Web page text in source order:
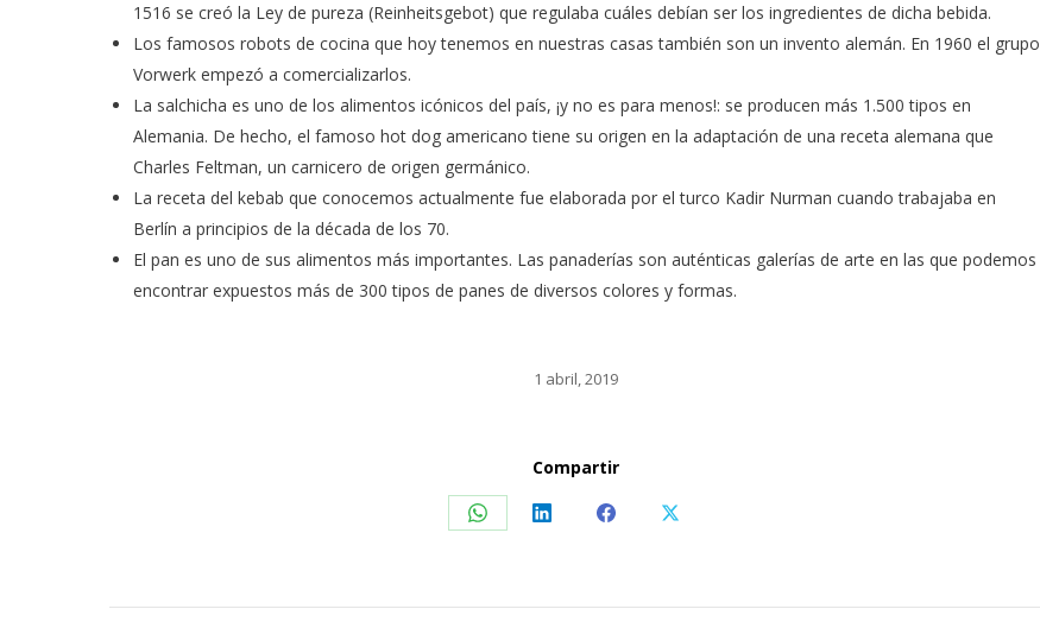
1516 se creó la Ley de pureza (Reinheitsgebot) que regulaba cuáles debían ser los ingredientes de dicha bebida.
Los famosos robots de cocina que hoy tenemos en nuestras casas también son un invento alemán. En 1960 el grupo
Vorwerk empezó a comercializarlos.
La salchicha es uno de los alimentos icónicos del país, ¡y no es para menos!: se producen más 1.500 tipos en
Alemania. De hecho, el famoso hot dog americano tiene su origen en la adaptación de una receta alemana que
Charles Feltman, un carnicero de origen germánico.
La receta del kebab que conocemos actualmente fue elaborada por el turco Kadir Nurman cuando trabajaba en
Berlín a principios de la década de los 70.
El pan es uno de sus alimentos más importantes. Las panaderías son auténticas galerías de arte en las que podemos
encontrar expuestos más de 300 tipos de panes de diversos colores y formas.
1 abril, 2019
Compartir
Share
WhatsApp
Share
LinkedIn
Share
Facebook
Share
X